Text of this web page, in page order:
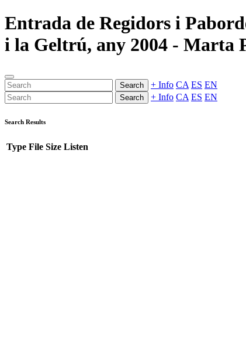
Entrada de Regidors i
i la Geltrú, any 2004 - Marta
Search + Info CA ES EN
Search + Info CA ES EN
Search Results
Type File Size Listen